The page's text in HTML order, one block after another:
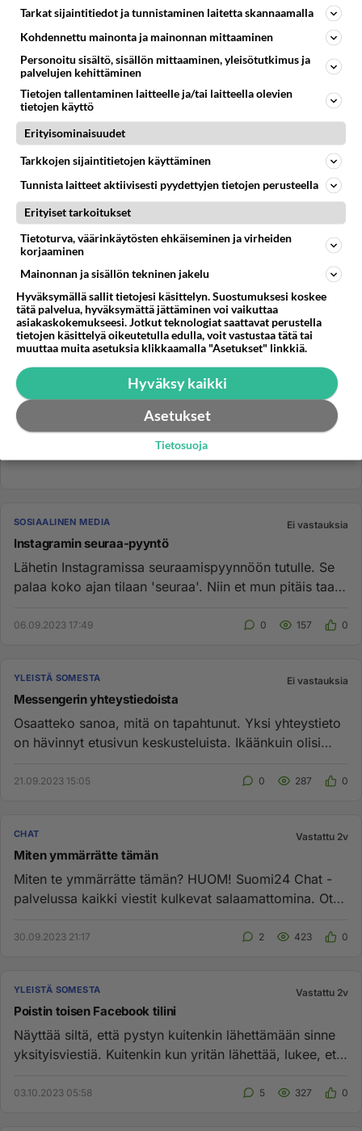
Tämä kuullos...
02.09.2023 08:20
0
SOSIAALINEN MEDIA Ei vastauksia
Facebookki
Huvittavaa seurata roskalava ym ryhmiä jossa
ensinnäkin ihmiset määrittelee sen kuinka nopeasti
joku haetaan se on sinäl...
SOSIAALINEN MEDIA Ei vastauksia
Instagramin seuraa-pyyntö
Lähetin Instagramissa seuraamispyynnöön tutulle. Se
palaa koko ajan tilaan 'seuraa'. Niin et mun pitäis taas
06.09.2023 17:49 0 157 0
YLEISTÄ SOMESTA Ei vastauksia
Messengerin yhteystiedoista
Osaatteko sanoa, mitä on tapahtunut. Yksi yhteystieto
on hävinnyt etusivun keskusteluista. Ikäänkuin olisi
21.09.2023 15:05 0 287 0
CHAT Vastattu 2v
Miten ymmärrätte tämän
Miten te ymmärrätte tämän? HUOM! Suomi24 Chat -
palvelussa kaikki viestit kulkevat salaamattomina. Ota
30.09.2023 21:17 2 423 0
YLEISTÄ SOMESTA Vastattu 2v
Poistin toisen Facebook tilini
Näyttää siltä, että pystyn kuitenkin lähettämään sinne
yksityisviestiä. Kuitenkin kun yritän lähettää, lukee, että
03.10.2023 05:58 5 327 0
Tarkat sijaintitiedot ja tunnistaminen laitetta skannaamalla
Kohdennettu mainonta ja mainonnan mittaaminen
Personoitu sisältö, sisällön mittaaminen, yleisötutkimus ja
palvelujen kehittäminen
Tietojen tallentaminen laitteelle ja/tai laitteella olevien
tietojen käyttö
Erityisominaisuudet
Tarkkojen sijaintitietojen käyttäminen
Tunnista laitteet aktiivisesti pyydettyjen tietojen perusteella
Erityiset tarkoitukset
Tietoturva, väärinkäytösten ehkäiseminen ja virheiden
korjaaminen
Mainonnan ja sisällön tekninen jakelu
Hyväksymällä sallit tietojesi käsittelyn. Suostumuksesi koskee
tätä palvelua, hyväksymättä jättäminen voi vaikuttaa
asiakaskokemukseesi. Jotkut teknologiat saattavat perustella
tietojen käsittelyä oikeutetulla edulla, voit vastustaa tätä tai
muuttaa muita asetuksia klikkaamalla "Asetukset" linkkiä.
Hyväksy kaikki
Asetukset
Tietosuoja